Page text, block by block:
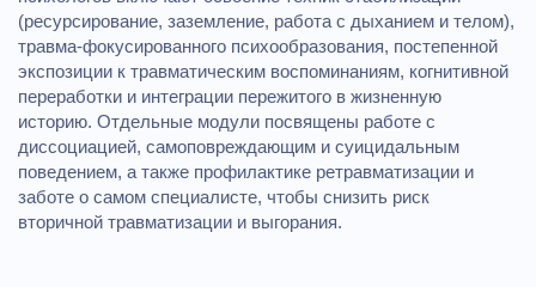
(ресурсирование, заземление, работа с дыханием и телом),
травма‑фокусированного психообразования, постепенной
экспозиции к травматическим воспоминаниям, когнитивной
переработки и интеграции пережитого в жизненную
историю. Отдельные модули посвящены работе с
диссоциацией, самоповреждающим и суицидальным
поведением, а также профилактике ретравматизации и
заботе о самом специалисте, чтобы снизить риск
вторичной травматизации и выгорания.